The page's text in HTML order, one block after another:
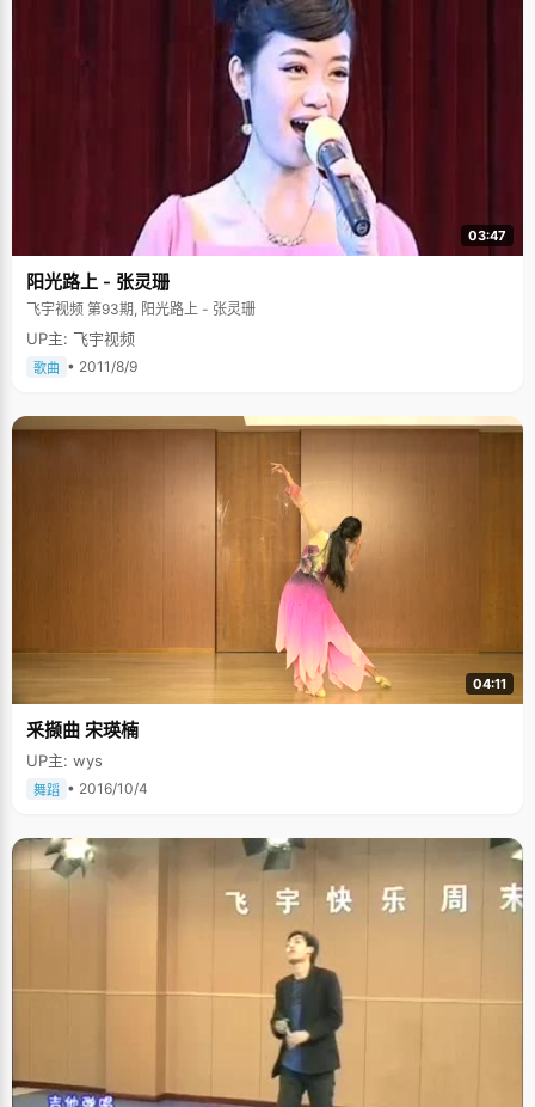
03:47
阳光路上 - 张灵珊
飞宇视频 第93期, 阳光路上 - 张灵珊
UP主: 飞宇视频
歌曲 • 2011/8/9
04:11
釆撷曲 宋瑛楠
UP主: wys
舞蹈 • 2016/10/4